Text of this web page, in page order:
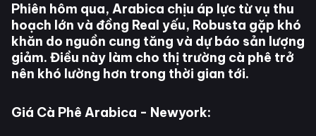
Phiên hôm qua, Arabica chịu áp lực từ vụ thu
hoạch lớn và đồng Real yếu, Robusta gặp khó
khăn do nguồn cung tăng và dự báo sản lượng
giảm. Điều này làm cho thị trường cà phê trở
nên khó lường hơn trong thời gian tới.
Giá Cà Phê Arabica - Newyork: